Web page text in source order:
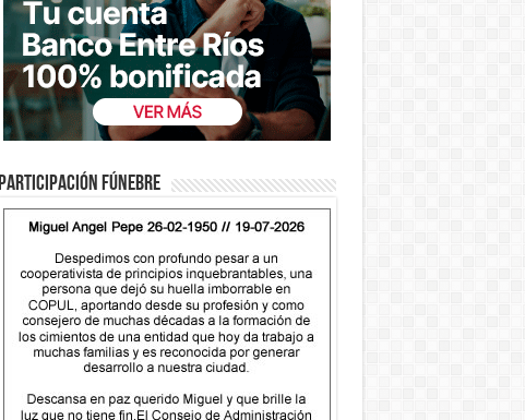
Participación fúnebre